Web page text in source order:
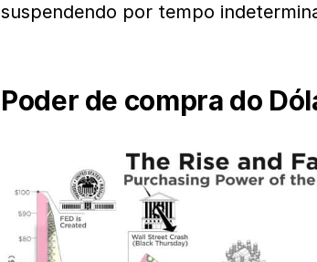
suspendendo por tempo
Poder de compra do